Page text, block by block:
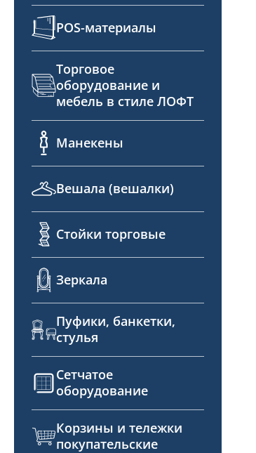
POS-материалы
Торговое
оборудование и
мебель в стиле ЛОФТ
Манекены
Вешала (вешалки)
Стойки торговые
Зеркала
Пуфики, банкетки,
стулья
Сетчатое
оборудование
Корзины и тележки
покупательские